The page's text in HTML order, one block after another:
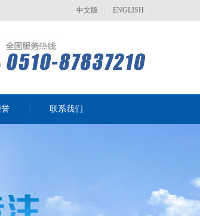
中文版 ENGLISH
联系我们